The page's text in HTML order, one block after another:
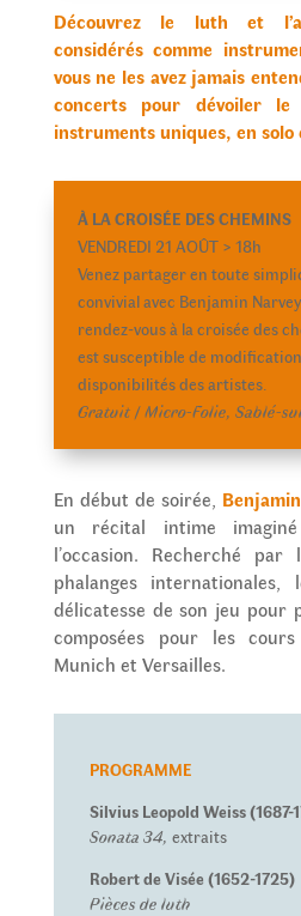
Découvrez le luth et
considérés comme
vous ne les avez jamais
concerts pour dévoiler
instruments uniques, en
À LA CROISÉE DES CHEMINS
VENDREDI 21 AOÛT > 18h
Venez partager en toute
convivial avec Benjamin
rendez-vous à la croisée des
est susceptible de
disponibilités des artistes.
Gratuit / Micro-Folie, Sablé-
En début de soirée,
un récital intime
l’occasion. Recherché
phalanges
délicatesse de son jeu pour
composées pour les
Munich et Versailles.
PROGRAMME
Silvius Leopold Weiss (1687-
Sonata 34, extraits
Robert de Visée (1652-1725)
Pièces de luth